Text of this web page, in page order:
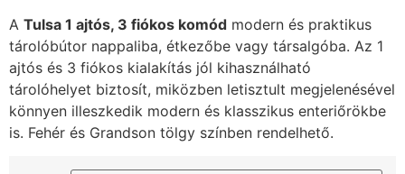
A Tulsa 1 ajtós, 3 fiókos komód modern és praktikus
tárolóbútor nappaliba, étkezőbe vagy társalgóba. Az 1
ajtós és 3 fiókos kialakítás jól kihasználható
tárolóhelyet biztosít, miközben letisztult megjelenésével
könnyen illeszkedik modern és klasszikus enteriőrökbe
is. Fehér és Grandson tölgy színben rendelhető.